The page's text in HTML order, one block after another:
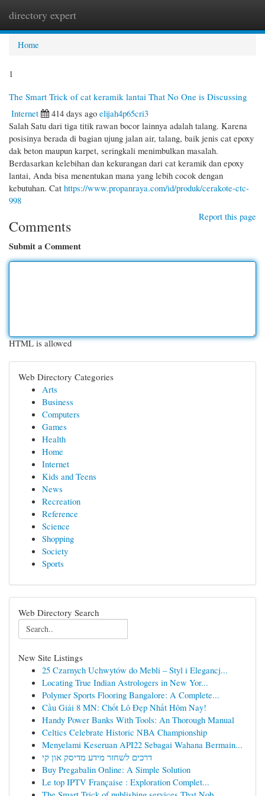
directory expert
Home
1
The Smart Trick of cat keramik lantai That No One is Discussing
Internet
414 days ago elijah4p65cri3
Salah Satu dari tiga titik rawan bocor lainnya adalah talang. Karena
posisinya berada di bagian ujung jalan air, talang, baik jenis cat epoxy
dak beton maupun karpet, seringkali menimbulkan masalah.
Berdasarkan kelebihan dan kekurangan dari cat keramik dan epoxy
lantai, Anda bisa menentukan mana yang lebih cocok dengan
kebutuhan. Cat https://www.propanraya.com/id/produk/cerakote-ctc-
998
Report this page
Comments
Submit a Comment
HTML is allowed
Web Directory Categories
Arts
Business
Computers
Games
Health
Home
Internet
Kids and Teens
News
Recreation
Reference
Science
Shopping
Society
Sports
Web Directory Search
New Site Listings
25 Czarnych Uchwytów do Mebli – Styl i Elegancj...
Locating True Indian Astrologers in New Yor...
Polymer Sports Flooring Bangalore: A Complete...
Cầu Giải 8 MN: Chốt Lô Đẹp Nhất Hôm Nay!
Handy Power Banks With Tools: An Thorough Manual
Celtics Celebrate Historic NBA Championship
Menyelami Keseruan API22 Sebagai Wahana Bermain...
דרכים לשחזר מידע מדיסק און קי
Buy Pregabalin Online: A Simple Solution
Le top IPTV Française : Exploration Complet...